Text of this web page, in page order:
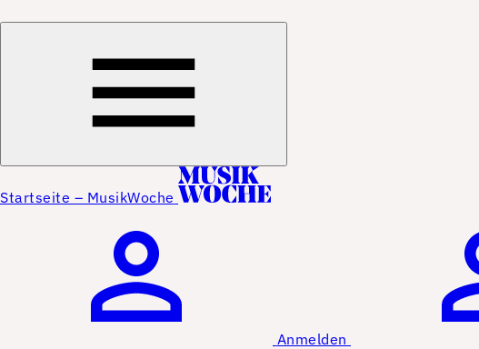
Startseite – MusikWoche
Anmelden